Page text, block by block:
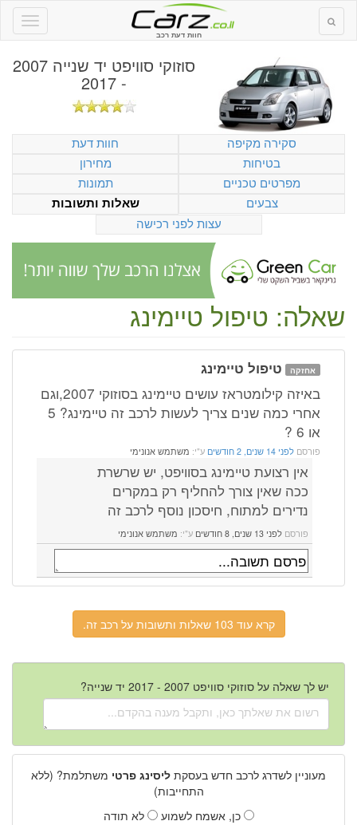
חוות דעת רכב
סוזוקי סוויפט יד שנייה 2007
- 2017
סקירה מקיפה
חוות דעת
בטיחות
מחירון
מפרטים טכניים
תמונות
צבעים
שאלות ותשובות
עצות לפני רכישה
שאלה: טיפול טיימינג
אחזקה טיפול טיימינג
באיזה קילומטראז עושים טיימינג בסוזוקי 2007,וגם
אחרי כמה שנים צריך לעשות לרכב זה טיימינג? 5
או 6 ?
פורסם לפני 14 שנים, 2 חודשים ע"י: משתמש אנונימי
אין רצועת טיימינג בסוויפט, יש שרשרת
ככה שאין צורך להחליף רק במקרים
נדירים למתוח, חיסכון נוסף לרכב זה
פורסם לפני 13 שנים, 8 חודשים ע"י: משתמש אנונימי
קרא עוד 103 שאלות ותשובות על רכב זה.
יש לך שאלה על סוזוקי סוויפט 2007 - 2017 יד שנייה?
מעוניין לשדרג לרכב חדש בעסקת ליסינג פרטי משתלמת? (ללא
התחייבות)
כן, אשמח לשמוע
לא תודה